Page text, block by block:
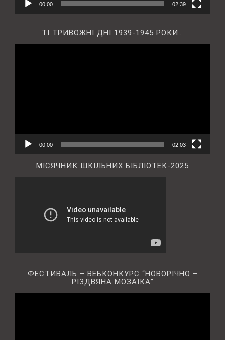
00:00 02:39
ТІ ТРИВОЖНІ ДНІ 1939-1945 РОКИ…
00:00 02:03
МІСЯЧНИК ШКІЛЬНИХ БІБЛІОТЕК-2025
ФЕСТИВАЛЬ – ВЕБКОНКУРС “НОВОРІЧНО –
РІЗДВЯНА МОЗАЇКА”